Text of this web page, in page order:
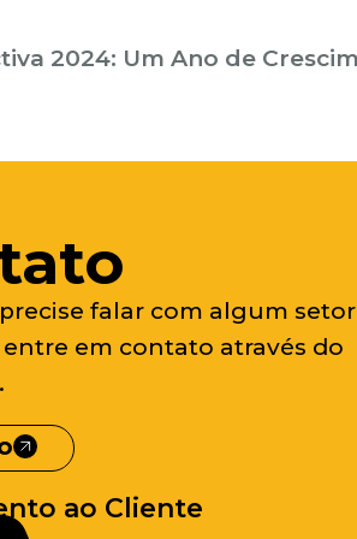
falar com algum setor
em contato através do
ao Cliente